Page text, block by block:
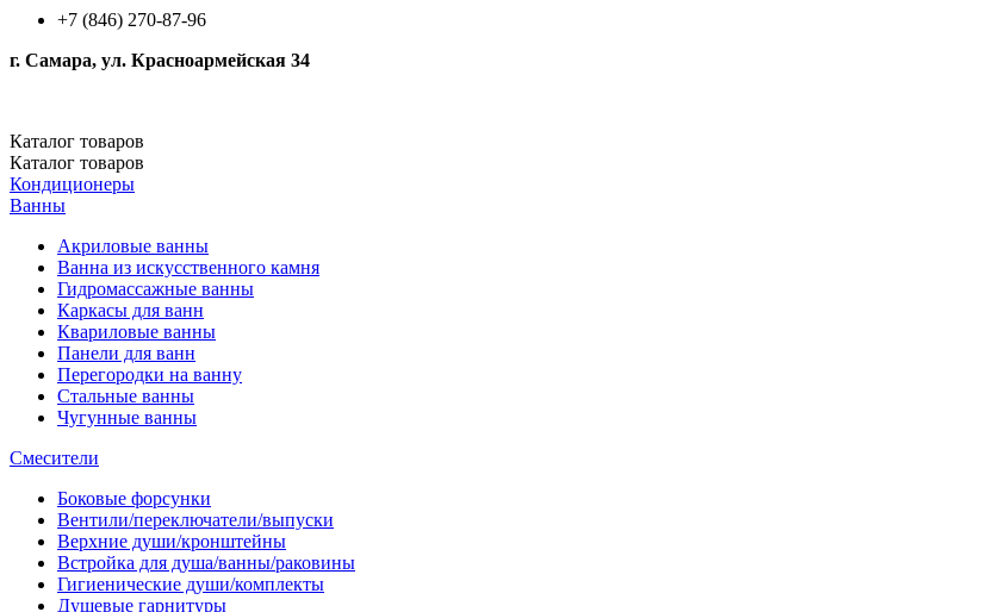
+7 (846) 270-87-96
г. Самара, ул. Красноармейская 34
Каталог товаров
Каталог товаров
Кондиционеры
Ванны
Акриловые ванны
Ванна из искусственного камня
Гидромассажные ванны
Каркасы для ванн
Квариловые ванны
Панели для ванн
Перегородки на ванну
Стальные ванны
Чугунные ванны
Смесители
Боковые форсунки
Вентили/переключатели/выпуски
Верхние души/кронштейны
Встройка для душа/ванны/раковины
Гигиенические души/комплекты
Душевые гарнитуры